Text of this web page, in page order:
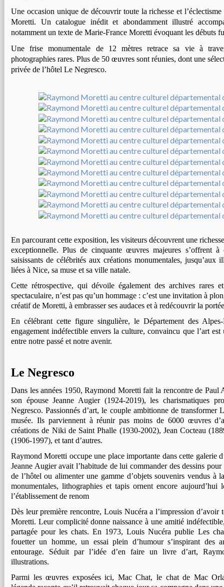
Une occasion unique de découvrir toute la richesse et
Moretti. Un catalogue inédit et abondamment illustré
notamment un texte de Marie-France Moretti évoquant les débuts
Une frise monumentale de 12 mètres retrace sa vie à
photographies rares. Plus de 50 œuvres sont réunies, dont une
privée de l’hôtel Le Negresco.
En parcourant cette exposition, les visiteurs découvrent une
exceptionnelle. Plus de cinquante œuvres majeures s’offrent
saisissants de célébrités aux créations monumentales, jusqu’aux
liées à Nice, sa muse et sa ville natale.
Cette rétrospective, qui dévoile également des archives rares
spectaculaire, n’est pas qu’un hommage : c’est une invitation à
créatif de Moretti, à embrasser ses audaces et à redécouvrir la
En célébrant cette figure singulière, le Département des
engagement indéfectible envers la culture, convaincu que l’art est
entre notre passé et notre avenir.
Le Negresco
Dans les années 1950, Raymond Moretti fait la rencontre de Paul
son épouse Jeanne Augier (1924-2019), les charismatiques
Negresco. Passionnés d’art, le couple ambitionne de transformer
musée. Ils parviennent à réunir pas moins de 6000 œuvres
créations de Niki de Saint Phalle (1930-2002), Jean Cocteau
(1906-1997), et tant d’autres.
Raymond Moretti occupe une place importante dans cette galerie
Jeanne Augier avait l’habitude de lui commander des dessins
de l’hôtel ou alimenter une gamme d’objets souvenirs vendus à
monumentales, lithographies et tapis ornent encore
l’établissement de renom
Dès leur première rencontre, Louis Nucéra a l’impression d’avoir
Moretti. Leur complicité donne naissance à une amitié
partagée pour les chats. En 1973, Louis Nucéra publie Les
fouetter un homme, un essai plein d’humour s’inspirant des
entourage. Séduit par l’idée d’en faire un livre d’art,
illustrations.
Parmi les œuvres exposées ici, Mac Chat, le chat de Mac